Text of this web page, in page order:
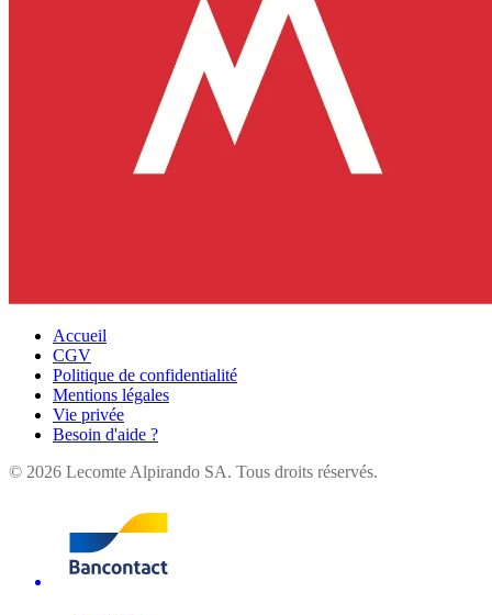
Accueil
CGV
Politique de confidentialité
Mentions légales
Vie privée
Besoin d'aide ?
© 2026 Lecomte Alpirando SA. Tous droits réservés.